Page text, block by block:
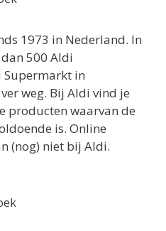
1973 in Nederland. In
500 Aldi
Supermarkt in
weg. Bij Aldi vind je
producten waarvan de
is. Online
(nog) niet bij Aldi.